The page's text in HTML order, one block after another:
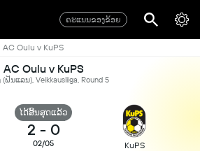
ຄະແນນຂອງຂ້ອຍ
AC Oulu v KuPS
AC Oulu v KuPS
ຟິນແລນ), Veikkausliiga, Round 5
ໄດ້ສິ້ນສຸດແລ້ວ
2 - 0
02/05 KuPS